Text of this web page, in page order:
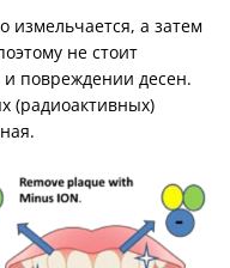
измельчается, а затем
не стоит
и повреждении десен.
(радиоактивных)